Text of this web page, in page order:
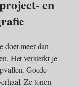
en
doet meer dan
Het versterkt je
Goede
Ze tonen